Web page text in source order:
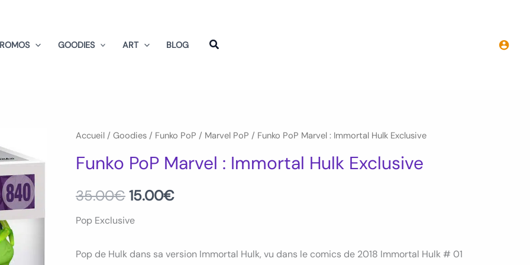
GOODIES ART BLOG
Accueil / Goodies / Funko PoP / Marvel PoP / Funko PoP Marvel : Immortal Hulk Exclusive
Funko PoP Marvel : Immortal Hulk Exclusive
35.00€
Le
prix
initial
était :
15.00€
Le
prix
actuel
Pop Exclusive
Pop de Hulk dans sa version Immortal Hulk, vu dans le comics de 2018 Immortal Hulk # 01
quantité
Funko
Marvel
:
Hulk